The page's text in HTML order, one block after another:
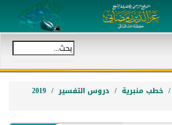
خطب منبرية دروس التفسير 2019